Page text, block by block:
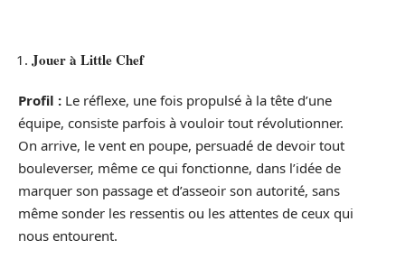
Jouer à Little Chef
Profil : Le réflexe, une fois propulsé à la tête d’une
équipe, consiste parfois à vouloir tout révolutionner.
On arrive, le vent en poupe, persuadé de devoir tout
bouleverser, même ce qui fonctionne, dans l’idée de
marquer son passage et d’asseoir son autorité, sans
même sonder les ressentis ou les attentes de ceux qui
nous entourent.